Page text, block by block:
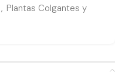
, Plantas Colgantes y